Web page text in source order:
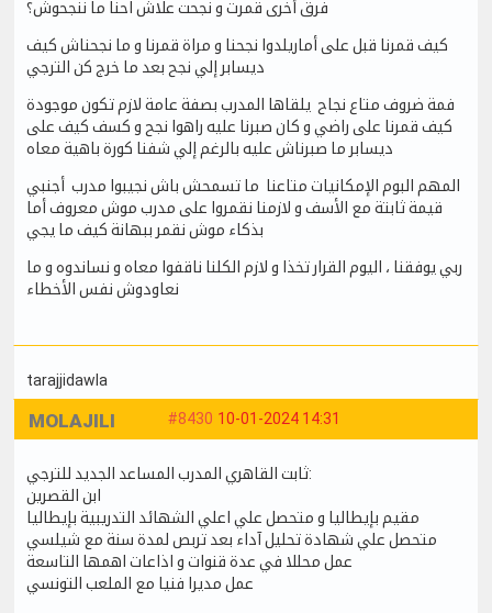
فرق أخرى قمرت و نجحت علاش احنا ما ننجحوش؟
كيف قمرنا قبل على أماريلدوا نجحنا و مراة قمرنا و ما نجحناش كيف
ديسابر إلي نجح بعد ما خرج كن الترجي
فمة ضروف متاع نجاح يلقاها المدرب بصفة عامة لازم تكون موجودة
كيف قمرنا على راضي و كان صبرنا عليه راهوا نجح و كسف كيف على
ديسابر ما صبرناش عليه بالرغم إلي شفنا كورة باهية معاه
المهم البوم الإمكانيات متاعنا ما تسمحش باش نجيبوا مدرب أجنبي
قيمة ثابتة مع الأسف و لازمنا نقمروا على مدرب موش معروف أما
بذكاء موش نقمر ببهانة كيف ما يجي
ربي يوفقنا ، اليوم القرار تخذا و لازم الكلنا ناقفوا معاه و نساندوه و ما
نعاودوش نفس الأخطاء
tarajjidawla
#8430 10-01-2024 14:31
MOLAJILI
ثابت القاهري المدرب المساعد الجديد للترجي:
ابن القصرين
مقيم بإيطاليا و متحصل علي اعلي الشهائد التدريبية بإيطاليا
متحصل علي شهادة تحليل آداء بعد تربص لمدة سنة مع شيلسي
عمل محللا في عدة قنوات و اذاعات اهمها التاسعة
عمل مديرا فنيا مع الملعب التونسي